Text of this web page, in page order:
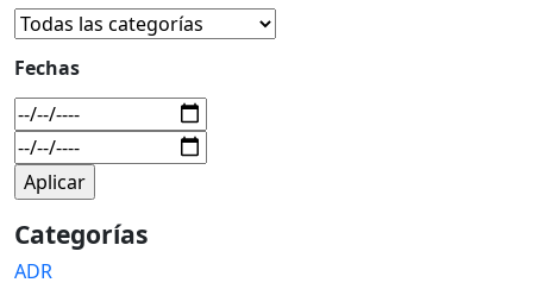
Fechas
Categorías
ADR